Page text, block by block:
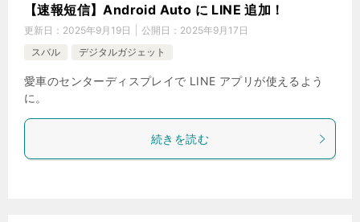
【速報短信】Android Auto に LINE 追加！
更新日： 2025年9月19日 公開日： 2025年9月17日
スバル
デジタルガジェット
愛車のセンターディスプレイで LINE アプリが使えるよう
に。
続きを読む